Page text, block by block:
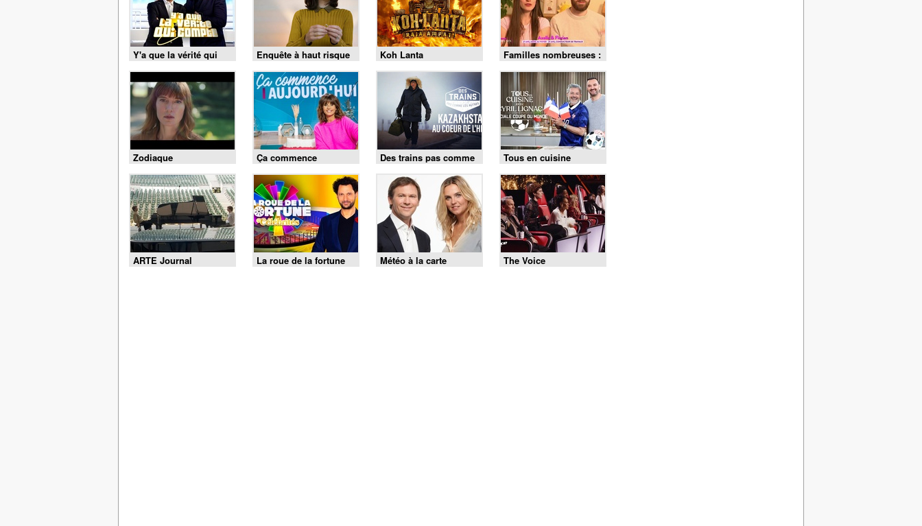
Y'a que la vérité qui
compte
Enquête à haut risque Koh Lanta Familles nombreuses :
la vie en XXL
Zodiaque Ça commence
aujourd'hui
Des trains pas comme
les autres
Tous en cuisine
ARTE Journal La roue de la fortune Météo à la carte The Voice